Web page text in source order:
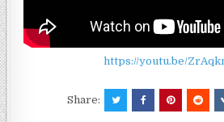
https://youtu.be/
Share: